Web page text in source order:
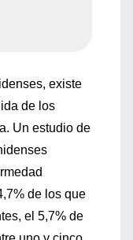
existe
de los
Un estudio de
de los que
el 5,7% de